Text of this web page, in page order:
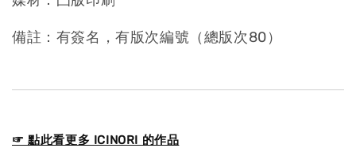
備註：有簽名，有版次編號（總版次80）
☞ 點此看更多 ICINORI 的作品